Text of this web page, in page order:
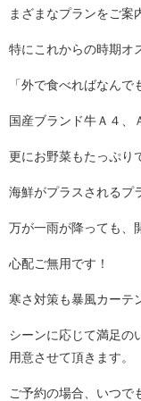
まざまなプランをご案
特にこれからの時期オ
「外で食べればなん
国産ブランド牛Ａ４、
更にお野菜もたっぷり
海鮮がプラスされるプ
万が一雨が降っても、
心配ご無用です！
寒さ対策も暴風カーテ
シーンに応じて満足の
用意させて頂きます。
ご予約の場合、いつで